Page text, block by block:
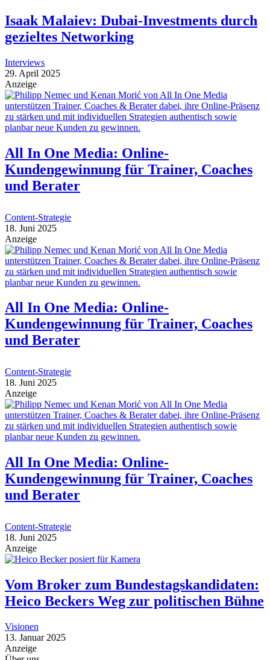
Isaak Malaiev: Dubai-Investments durch
gezieltes Networking
Interviews
29. April 2025
Anzeige
All In One Media: Online-
Kundengewinnung für Trainer, Coaches
und Berater
Content-Strategie
18. Juni 2025
Anzeige
All In One Media: Online-
Kundengewinnung für Trainer, Coaches
und Berater
Content-Strategie
18. Juni 2025
Anzeige
All In One Media: Online-
Kundengewinnung für Trainer, Coaches
und Berater
Content-Strategie
18. Juni 2025
Anzeige
Vom Broker zum Bundestagskandidaten:
Heico Beckers Weg zur politischen Bühne
Visionen
13. Januar 2025
Anzeige